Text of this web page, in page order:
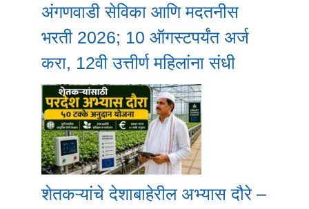
अंगणवाडी सेविका आणि मदतनीस
भरती 2026; 10 ऑगस्टपर्यंत अर्ज
करा, 12वी उत्तीर्ण महिलांना संधी
शेतकऱ्यांचे देशाबाहेरील अभ्यास दौरे –